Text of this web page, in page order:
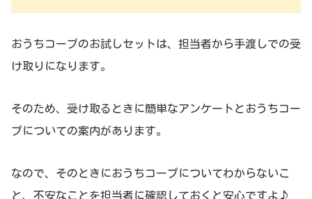
おうちコープのお試しセットは、担当者から手渡しでの受
け取りになります。
そのため、受け取るときに簡単なアンケートとおうちコー
プについての案内があります。
なので、そのときにおうちコープについてわからないこ
と、不安なことを担当者に確認しておくと安心ですよ♪